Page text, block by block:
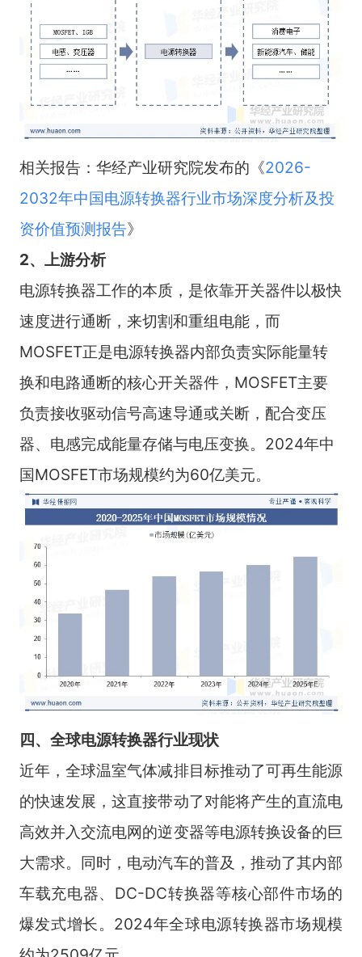
相关报告：华经产业研究院发布的《2026-
2032年中国电源转换器行业市场深度分析及投
资价值预测报告》
2、上游分析
电源转换器工作的本质，是依靠开关器件以极快
速度进行通断，来切割和重组电能，而
MOSFET正是电源转换器内部负责实际能量转
换和电路通断的核心开关器件，MOSFET主要
负责接收驱动信号高速导通或关断，配合变压
器、电感完成能量存储与电压变换。2024年中
国MOSFET市场规模约为60亿美元。
四、全球电源转换器行业现状
近年，全球温室气体减排目标推动了可再生能源
的快速发展，这直接带动了对能将产生的直流电
高效并入交流电网的逆变器等电源转换设备的巨
大需求。同时，电动汽车的普及，推动了其内部
车载充电器、DC-DC转换器等核心部件市场的
爆发式增长。2024年全球电源转换器市场规模